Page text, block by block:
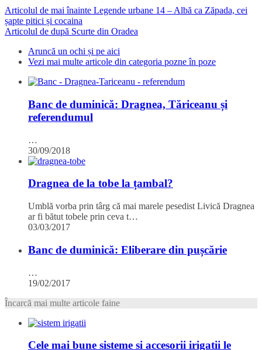
Articolul de mai înainte Legende urbane 14 – Albă ca Zăpada, cei
șapte pitici și cocaina
Articolul de după Scurte din Oradea
Aruncă un ochi și pe aici
Vezi mai multe articole din categoria pozne în poze
Banc de duminică: Dragnea, Tăriceanu și
referendumul
…
30/09/2018
Dragnea de la tobe la țambal?
Umblă vorba prin târg că mai marele pesedist Livică Dragnea
ar fi bătut tobele prin ceva t…
03/03/2017
Banc de duminică: Eliberare din pușcărie
…
19/02/2017
Încarcă mai multe articole faine
Cele mai bune sisteme si accesorii irigatii le